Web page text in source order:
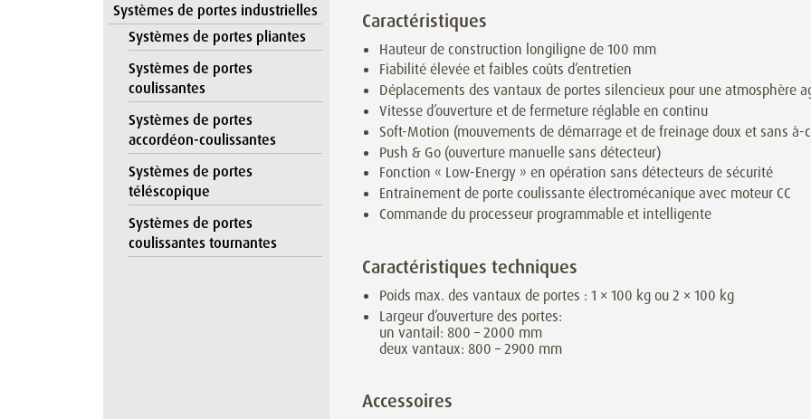
Systèmes de portes industrielles
Systèmes de portes pliantes
Systèmes de portes
coulissantes
Systèmes de portes
accordéon-coulissantes
Systèmes de portes
téléscopique
Systèmes de portes
coulissantes tournantes
Caractéristiques
Hauteur de construction longiligne de 100 mm
Fiabilité élevée et faibles coûts d’entretien
Déplacements des vantaux de portes silencieux pour une atmosphère
Vitesse d’ouverture et de fermeture réglable en continu
Soft-Motion (mouvements de démarrage et de freinage doux et sans à-
Push & Go (ouverture manuelle sans détecteur)
Fonction « Low-Energy » en opération sans détecteurs de sécurité
Entraînement de porte coulissante électromécanique avec moteur CC
Commande du processeur programmable et intelligente
Caractéristiques techniques
Poids max. des vantaux de portes : 1 × 100 kg ou 2 × 100 kg
Largeur d’ouverture des portes:
un vantail: 800 – 2000 mm
deux vantaux: 800 – 2900 mm
Accessoires